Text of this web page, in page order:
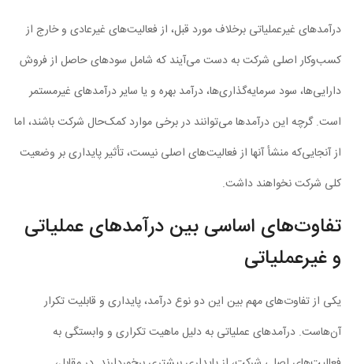
درآمدهای غیرعملیاتی برخلاف مورد قبل، از فعالیت‌های غیرعادی و خارج از
کسب‌وکار اصلی شرکت به دست می‌آیند که شامل سودهای حاصل از فروش
دارایی‌ها، سود سرمایه‌گذاری‌ها، درآمد بهره و یا سایر درآمدهای غیرمستمر
است. گرچه این درآمدها می‌توانند در برخی موارد کمک‌حال شرکت باشند، اما
از آنجایی‌که منشأ آنها از فعالیت‌های اصلی نیست، تأثیر پایداری بر وضعیت
کلی شرکت نخواهند داشت.
تفاوت‌های اساسی بین درآمدهای عملیاتی
و غیرعملیاتی
یکی از تفاوت‌های مهم بین این دو نوع درآمد، پایداری و قابلیت تکرار
آن‌هاست. درآمدهای عملیاتی به دلیل ماهیت تکراری و وابستگی به